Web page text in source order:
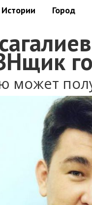
Истории Город
может